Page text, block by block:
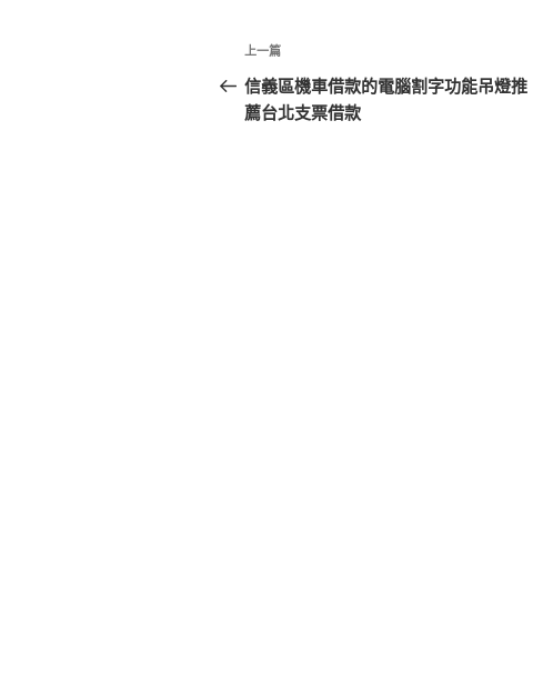
文
章
導
上
一
篇
上一篇
信義區機車借款的電腦割字功能吊燈推
薦台北支票借款